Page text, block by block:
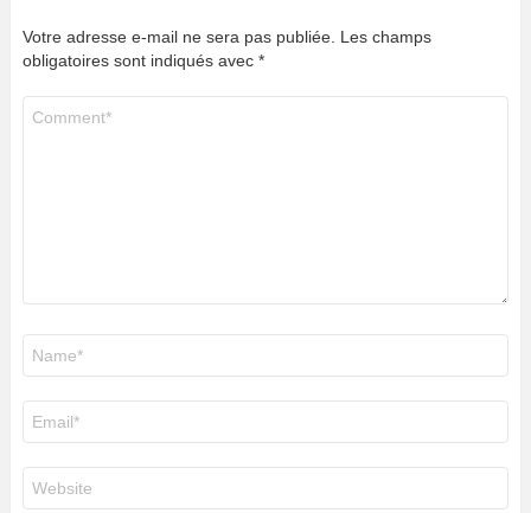
Votre adresse e-mail ne sera pas publiée. Les champs
obligatoires sont indiqués avec *
mail
*
web